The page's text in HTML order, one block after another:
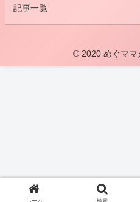
記事一覧
© 2020 めぐママ
ホーム 検索